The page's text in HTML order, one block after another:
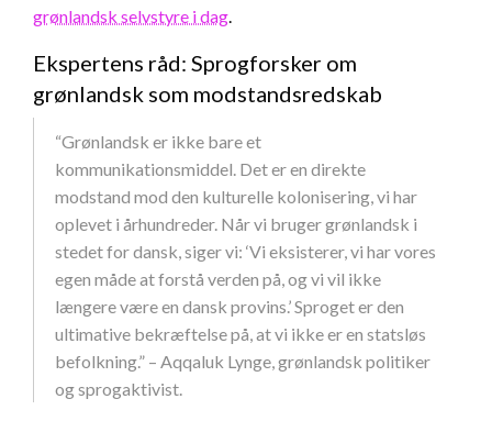
grønlandsk selvstyre i dag.
Ekspertens råd: Sprogforsker om
grønlandsk som modstandsredskab
“Grønlandsk er ikke bare et
kommunikationsmiddel. Det er en direkte
modstand mod den kulturelle kolonisering, vi har
oplevet i århundreder. Når vi bruger grønlandsk i
stedet for dansk, siger vi: ‘Vi eksisterer, vi har vores
egen måde at forstå verden på, og vi vil ikke
længere være en dansk provins.’ Sproget er den
ultimative bekræftelse på, at vi ikke er en statsløs
befolkning.” – Aqqaluk Lynge, grønlandsk politiker
og sprogaktivist.